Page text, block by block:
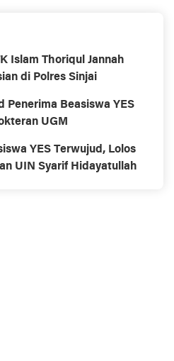
Islam Thoriqul Jannah
di Polres Sinjai
Penerima Beasiswa YES
UGM
YES Terwujud, Lolos
UIN Syarif Hidayatullah